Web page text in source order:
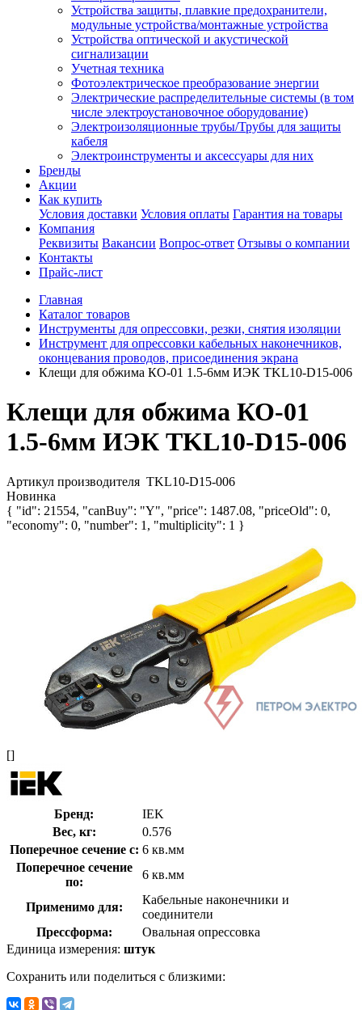
Устройства защиты, плавкие предохранители,
модульные устройства/монтажные устройства
Устройства оптической и акустической
сигнализации
Учетная техника
Фотоэлектрическое преобразование энергии
Электрические распределительные системы (в том
числе электроустановочное оборудование)
Электроизоляционные трубы/Трубы для защиты
кабеля
Электроинструменты и аксессуары для них
Бренды
Акции
Как купить
Условия доставки Условия оплаты Гарантия на товары
Компания
Реквизиты Вакансии Вопрос-ответ Отзывы о компании
Контакты
Прайс-лист
Главная
Каталог товаров
Инструменты для опрессовки, резки, снятия изоляции
Инструмент для опрессовки кабельных наконечников,
оконцевания проводов, присоединения экрана
Клещи для обжима КО-01 1.5-6мм ИЭК TKL10-D15-006
Клещи для обжима КО-01
1.5-6мм ИЭК TKL10-D15-006
Артикул производителя TKL10-D15-006
Новинка
{ "id": 21554, "canBuy": "Y", "price": 1487.08, "priceOld": 0,
"economy": 0, "number": 1, "multiplicity": 1 }
[]
Бренд:
IEK
Вес, кг:
0.576
Поперечное сечение с: 6 кв.мм
Поперечное сечение
по:
6 кв.мм
Применимо для:
Кабельные наконечники и
соединители
Прессформа:
Овальная опрессовка
Единица измерения: штук
Сохранить или поделиться с близкими: